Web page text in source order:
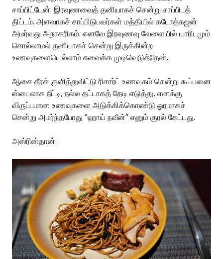
சாப்பிட்டேன். இரவுணவைத் தனியாகச் சென்று சாப்பிடத்
திட்டம். அளவாகச் சாப்பிடுபவர்கள் மத்தியில் கடோத்கஜன்
அமர்வது அநாகரிகம். எனவே இரவுணவு வேளையில் யாரிடமும்
சொல்லாமல் தனியாகச் சென்று இருக்கின்ற
உணவுகளையெல்லாம் சுவைக்க முடிவெடுத்தேன்.
ஆசை தீரக் குளித்துவிட்டு ரிசார்ட் உணவகம் சென்று கூப்பனை
ஸ்டைலாக நீட்டி, நல்ல தட்டாகத் தேடி எடுத்து, எனக்கு
விருப்பமான உணவுகளை அடுக்கிக்கொண்டு ஓரமாகச்
சென்று அமர்ந்தபோது “ஹாய் நவீன்” எனும் குரல் கேட்டது.
அஸ்ரின்தான்.